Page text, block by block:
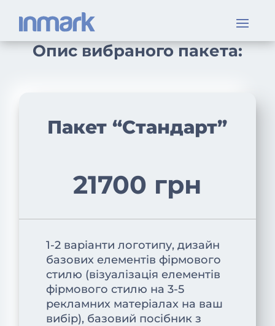
Опис вибраного пакета:
Пакет “Стандарт”
21700 грн
1-2 варіанти логотипу, дизайн
базових елементів фірмового
стилю (візуалізація елементів
фірмового стилю на 3-5
рекламних матеріалах на ваш
вибір), базовий посібник з